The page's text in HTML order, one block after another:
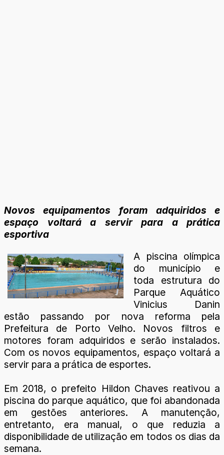
Novos equipamentos foram adquiridos e
espaço voltará a servir para a prática
esportiva
A piscina olímpica
do município e
toda estrutura do
Parque Aquático
Vinicius Danin
estão passando por nova reforma pela
Prefeitura de Porto Velho. Novos filtros e
motores foram adquiridos e serão instalados.
Com os novos equipamentos, espaço voltará a
servir para a prática de esportes.
Em 2018, o prefeito Hildon Chaves reativou a
piscina do parque aquático, que foi abandonada
em gestões anteriores. A manutenção,
entretanto, era manual, o que reduzia a
disponibilidade de utilização em todos os dias da
semana.